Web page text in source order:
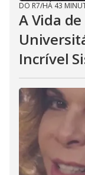
DO R7/HÁ 43
A Vida
Incrível